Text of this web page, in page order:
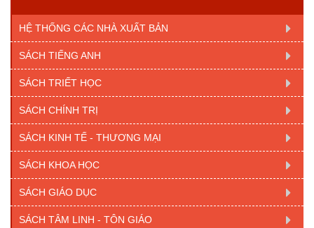
HỆ THỐNG CÁC NHÀ XUẤT BẢN
SÁCH TIẾNG ANH
SÁCH TRIẾT HỌC
SÁCH CHÍNH TRỊ
SÁCH KINH TẾ - THƯƠNG MẠI
SÁCH KHOA HỌC
SÁCH GIÁO DỤC
SÁCH TÂM LINH - TÔN GIÁO